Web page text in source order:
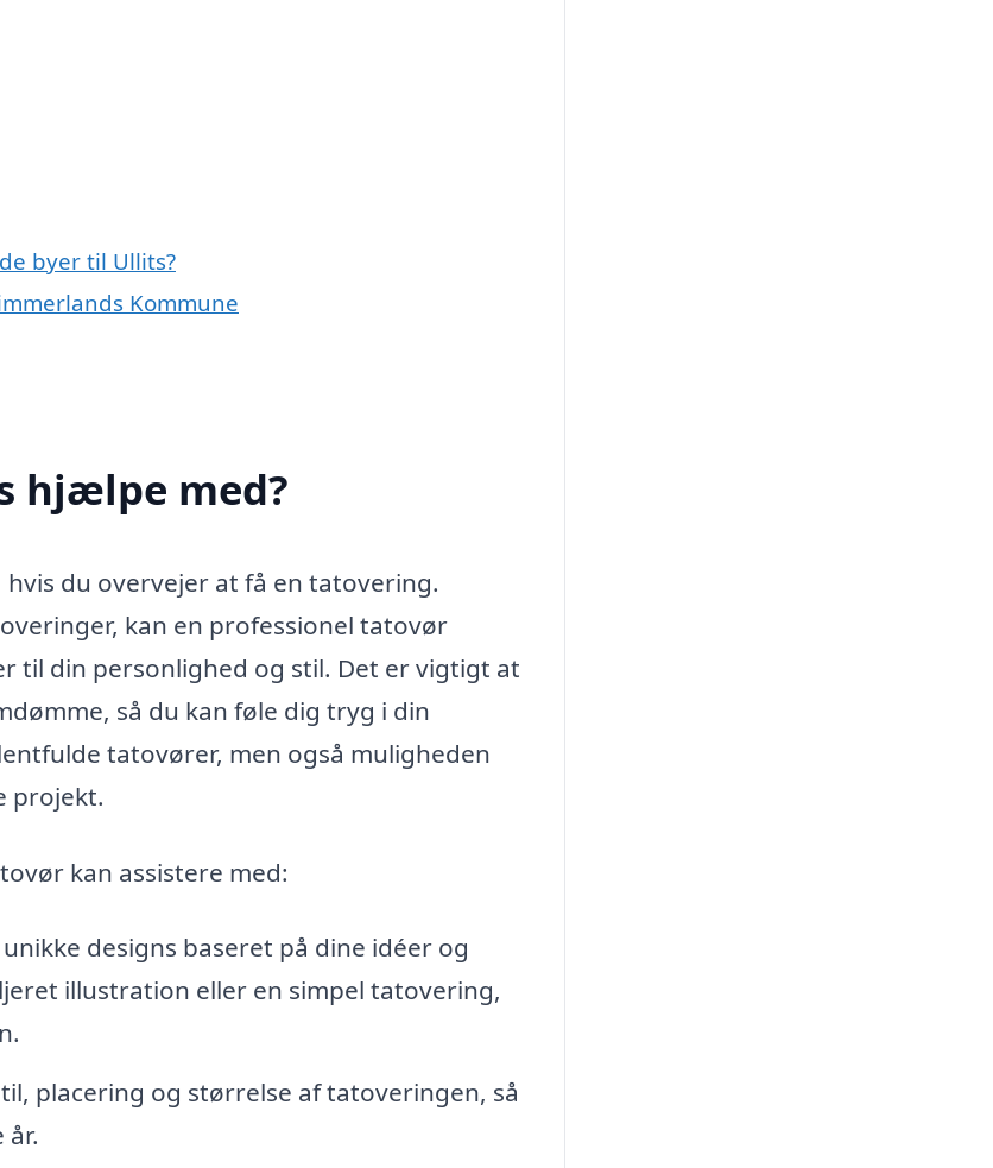
byer til Ullits?
Kommune
hjælpe med?
du overvejer at få en tatovering.
kan en professionel tatovør
til din personlighed og stil. Det er vigtigt at
så du kan føle dig tryg i din
tatovører, men også muligheden
projekt.
kan assistere med:
designs baseret på dine idéer og
illustration eller en simpel tatovering,
placering og størrelse af tatoveringen, så